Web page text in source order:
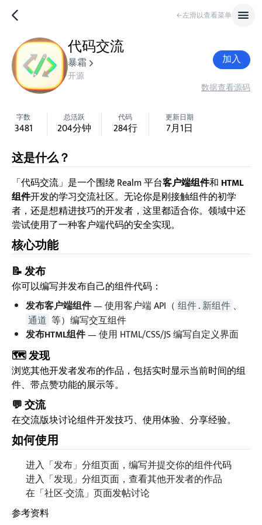
←左滑以查看菜单
代码交流
暴霜
开源
加入
数据查看源码
字数
3481
总活跃
204分钟
代码
284行
更新日期
7月1日
这是什么？
「代码交流」是一个围绕 Realm 平台客户端组件和 HTML
组件开发的学习交流社区。无论你是刚接触组件的初学
者，还是想精进技巧的开发者，这里都适合你。领域中还
尝试使用了一种客户端代码的安全实现。
核心功能
📝 发布
你可以编写并发布自己的组件代码：
发布客户端组件— 使用客户端 API（ 组件.新组件 、
通道 等）编写交互组件
发布HTML组件— 使用 HTML/CSS/JS 编写自定义界面
🗺️ 发现
浏览其他开发者发布的作品，包括实时显示当前时间的组
件、带点赞功能的展示等。
💬 交流
在交流版块讨论组件开发技巧、使用体验、分享经验。
如何使用
进入「发布」分组页面，编写并提交你的组件代码
进入「发现」分组页面，查看其他开发者的作品
在「社区-交流」页面发帖讨论
参考资料